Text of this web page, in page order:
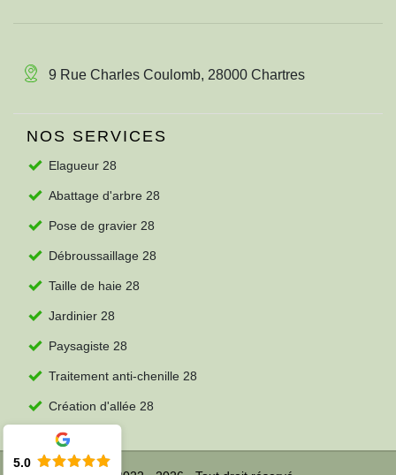
9 Rue Charles Coulomb, 28000 Chartres
NOS SERVICES
Elagueur 28
Abattage d'arbre 28
Pose de gravier 28
Débroussaillage 28
Taille de haie 28
Jardinier 28
Paysagiste 28
Traitement anti-chenille 28
Création d'allée 28
5.0